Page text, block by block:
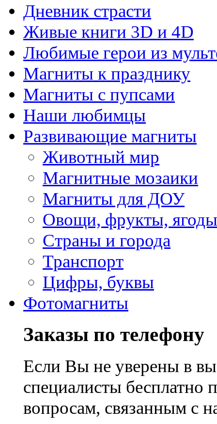
Дневник страсти
Живые книги 3D и 4D
Любимые герои из
Магниты к празднику
Магниты с пупсами
Наши любимцы
Развивающие магниты
Животный мир
Магнитные мозаики
Магниты для ДОУ
Овощи, фрукты, ягоды
Страны и города
Транспорт
Цифры, буквы
Фотомагниты
Заказы по телефону
Если Вы не уверены в
специалисты
вопросам, связанным с